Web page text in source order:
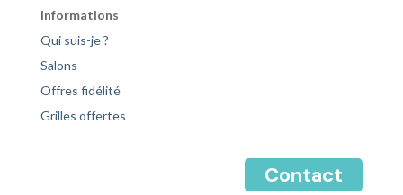
Informations
Qui suis-je ?
Salons
Offres fidélité
Grilles offertes
Contact